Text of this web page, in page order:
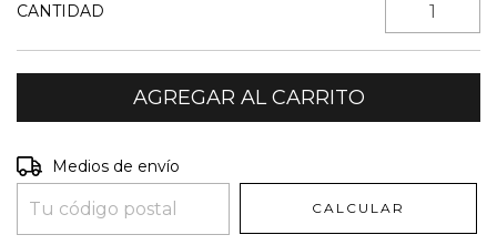
CANTIDAD
Entregas para el CP:
Medios de envío
CALCULAR